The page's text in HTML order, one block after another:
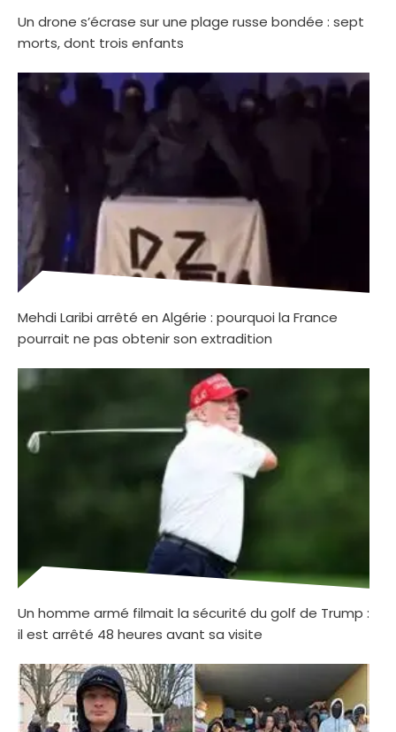
Un drone s’écrase sur une plage russe bondée : sept
morts, dont trois enfants
Mehdi Laribi arrêté en Algérie : pourquoi la France
pourrait ne pas obtenir son extradition
Un homme armé filmait la sécurité du golf de Trump :
il est arrêté 48 heures avant sa visite